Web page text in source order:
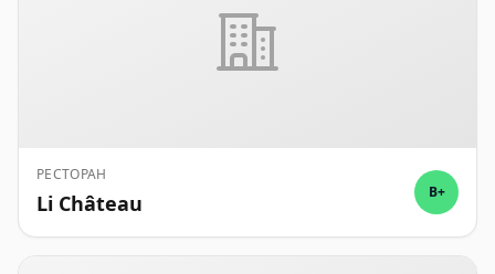
РЕСТОРАН
Li Château B+